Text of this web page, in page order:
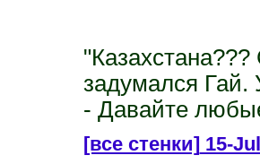
"Казахстана???
задумался Гай.
- Давайте
[все стенки]15-